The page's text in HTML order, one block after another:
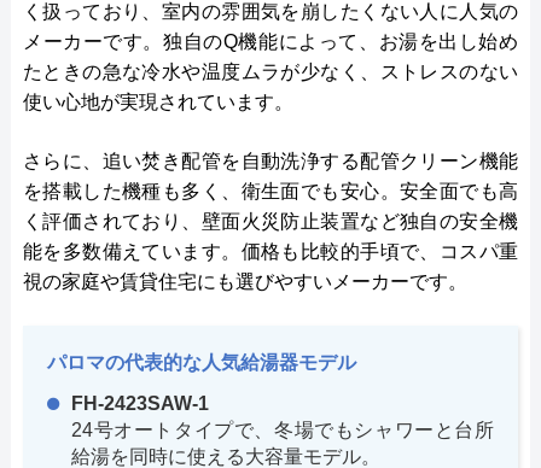
く扱っており、室内の雰囲気を崩したくない人に人気の
メーカーです。独自のQ機能によって、お湯を出し始め
たときの急な冷水や温度ムラが少なく、ストレスのない
使い心地が実現されています。
さらに、追い焚き配管を自動洗浄する配管クリーン機能
を搭載した機種も多く、衛生面でも安心。安全面でも高
く評価されており、壁面火災防止装置など独自の安全機
能を多数備えています。価格も比較的手頃で、コスパ重
視の家庭や賃貸住宅にも選びやすいメーカーです。
パロマの代表的な人気給湯器モデル
FH-2423SAW-1
24号オートタイプで、冬場でもシャワーと台所
給湯を同時に使える大容量モデル。